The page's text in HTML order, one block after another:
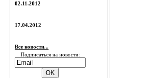
02.11.2012
17.04.2012
Все новости...
Подписаться на новости: